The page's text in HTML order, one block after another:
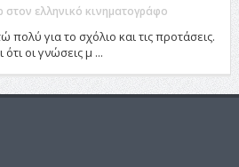
στον ελληνικό κινηματογράφο
πολύ για το σχόλιο και τις προτάσεις.
οι γνώσεις μ ...